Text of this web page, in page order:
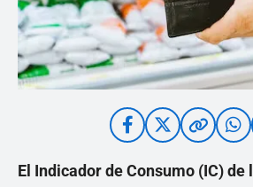
El Indicador de Consumo (IC) de